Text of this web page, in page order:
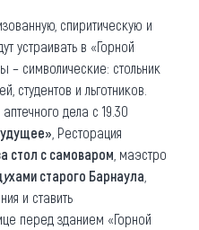
спиритическую и
устраивать в «Горной
– символические: стольник
студентов и льготников.
дела с 19.30
, Ресторация
стол с самоваром , маэстро
ухами старого Барнаула
и ставить
перед зданием «Горной